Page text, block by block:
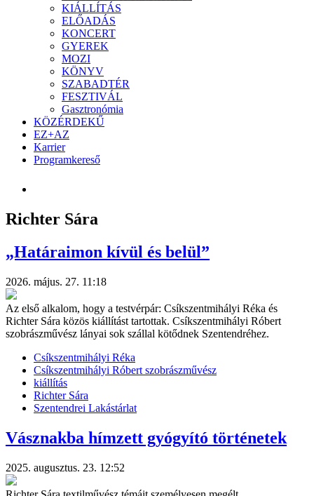
KIÁLLÍTÁS
ELŐADÁS
KONCERT
GYEREK
MOZI
KÖNYV
SZABADTÉR
FESZTIVÁL
Gasztronómia
KÖZÉRDEKŰ
EZ+AZ
Karrier
Programkereső
Richter Sára
„Határaimon kívül és belül”
2026. május. 27. 11:18
Az első alkalom, hogy a testvérpár: Csíkszentmihályi Réka és
Richter Sára közös kiállítást tartottak. Csíkszentmihályi Róbert
szobrászművész lányai sok szállal kötődnek Szentendréhez.
Csíkszentmihályi Réka
Csíkszentmihályi Róbert szobrászművész
kiállítás
Richter Sára
Szentendrei Lakástárlat
Vásznakba hímzett gyógyító történetek
2025. augusztus. 23. 12:52